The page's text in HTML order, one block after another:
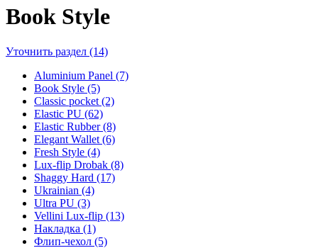
Book Style
Уточнить раздел (14)
Aluminium Panel (7)
Book Style (5)
Classic pocket (2)
Elastic PU (62)
Elastic Rubber (8)
Elegant Wallet (6)
Fresh Style (4)
Lux-flip Drobak (8)
Shaggy Hard (17)
Ukrainian (4)
Ultra PU (3)
Vellini Lux-flip (13)
Накладка (1)
Флип-чехол (5)